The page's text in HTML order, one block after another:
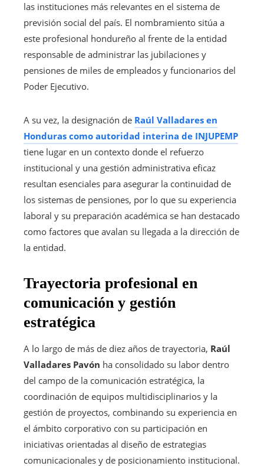
las instituciones más relevantes en el sistema de
previsión social del país. El nombramiento sitúa a
este profesional hondureño al frente de la entidad
responsable de administrar las jubilaciones y
pensiones de miles de empleados y funcionarios del
Poder Ejecutivo.
A su vez, la designación de Raúl Valladares en
Honduras como autoridad interina de INJUPEMP
tiene lugar en un contexto donde el refuerzo
institucional y una gestión administrativa eficaz
resultan esenciales para asegurar la continuidad de
los sistemas de pensiones, por lo que su experiencia
laboral y su preparación académica se han destacado
como factores que avalan su llegada a la dirección de
la entidad.
Trayectoria profesional en
comunicación y gestión
estratégica
A lo largo de más de diez años de trayectoria, Raúl
Valladares Pavón ha consolidado su labor dentro
del campo de la comunicación estratégica, la
coordinación de equipos multidisciplinarios y la
gestión de proyectos, combinando su experiencia en
el ámbito corporativo con su participación en
iniciativas orientadas al diseño de estrategias
comunicacionales y de posicionamiento institucional.